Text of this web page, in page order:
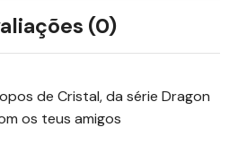
(0)
de Cristal, da série Dragon
os teus amigos